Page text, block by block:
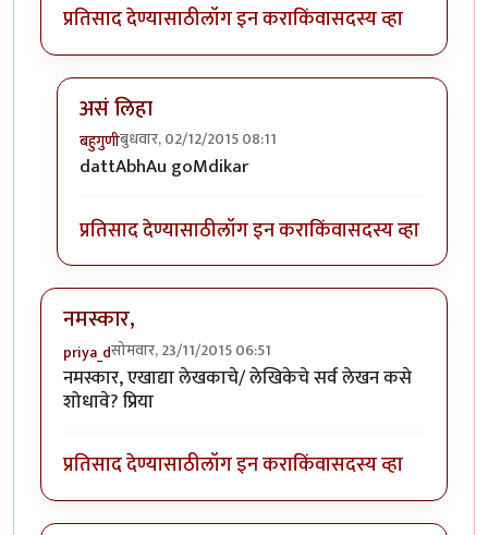
प्रतिसाद देण्यासाठीलॉग इन कराकिंवासदस्य व्हा
असं लिहा
बहुगुणीबुधवार, 02/12/2015 08:11
In reply toकोणी मला सांगता का माझं नाव मराठीत कसं
dattAbhAu goMdikar
प्रतिसाद देण्यासाठीलॉग इन कराकिंवासदस्य व्हा
नमस्कार,
priya_dसोमवार, 23/11/2015 06:51
नमस्कार, एखाद्या लेखकाचे/ लेखिकेचे सर्व लेखन कसे
शोधावे? प्रिया
प्रतिसाद देण्यासाठीलॉग इन कराकिंवासदस्य व्हा